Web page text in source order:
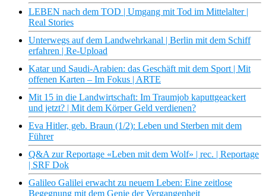
LEBEN nach dem TOD | Umgang mit Tod im Mittelalter |
Real Stories
Unterwegs auf dem Landwehrkanal | Berlin mit dem Schiff
erfahren | Re-Upload
Katar und Saudi-Arabien: das Geschäft mit dem Sport | Mit
offenen Karten – Im Fokus | ARTE
Mit 15 in die Landwirtschaft: Im Traumjob kaputtgeackert
und jetzt? | Mit dem Körper Geld verdienen?
Eva Hitler, geb. Braun (1/2): Leben und Sterben mit dem
Führer
Q&A zur Reportage «Leben mit dem Wolf» | rec. | Reportage
| SRF Dok
Galileo Galilei erwacht zu neuem Leben: Eine zeitlose
Begegnung mit dem Genie der Vergangenheit